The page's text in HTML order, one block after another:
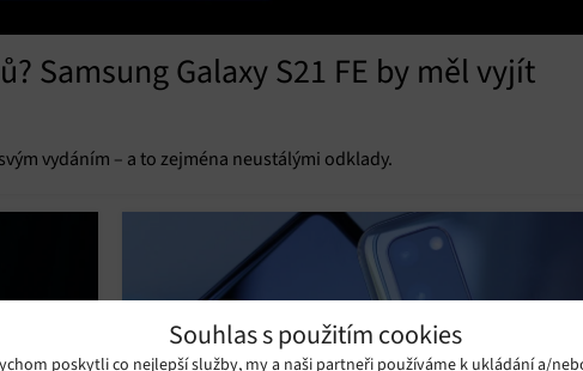
Souhlas s použitím cookies
poskytli co nejlepší služby, my a naši partneři používáme k ukládání a/
Samsung Galaxy S21 FE by měl vyjít
vydáním – a to zejména neustálými odklady.